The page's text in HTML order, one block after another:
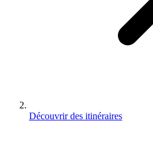
Découvrir des itinéraires